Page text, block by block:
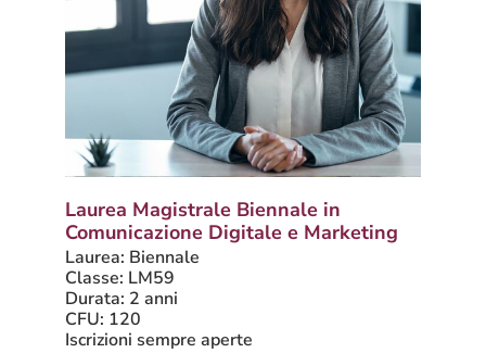
Laurea Magistrale Biennale in
Comunicazione Digitale e Marketing
Laurea: Biennale
Classe: LM59
Durata: 2 anni
CFU: 120
Iscrizioni sempre aperte